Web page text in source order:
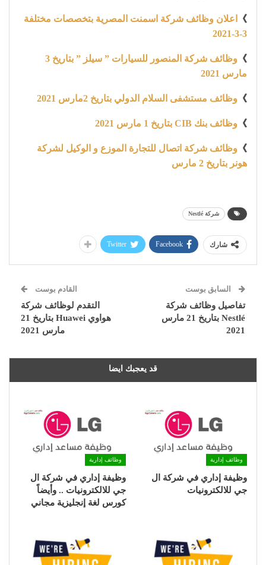
》
اعلان وظائف شركة اسمنت المصرية بتخصصات مختلفة
3-3-2021
》
وظائف شركة المنصور للسيارات ” سيلز ” بتاريخ 3
مارس 2021
》 وظائف مستشفى السلام الدولي بتاريخ 2مارس 2021
》 وظائف بنك CIB بتاريخ 1 مارس 2021
》 وظائف شركة اتصال للتجارة الموزع و الوكيل لشركة
هونر بتاريخ 2 مارس
شركة Nestlé
شارك Facebook
Twitter
السابق بوست
تفاصيل وظائف شركة
Nestlé بتاريخ 21 مارس
2021
القادم بوست
التقدم لوظائف شركة
هواوي Huawei بتاريخ 21
مارس 2021
قد يعجبك ايضا
وظائف إدارية
وظيفة إداري في شركة ال
جي للالكترونيات
وظائف إدارية
وظيفة إداري في شركة ال
جي للالكترونيات .. وأيضاً
كورس لغة إنجليزية مجاني